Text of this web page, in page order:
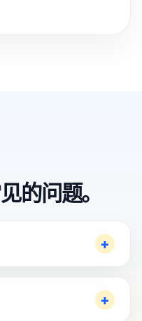
的问题。